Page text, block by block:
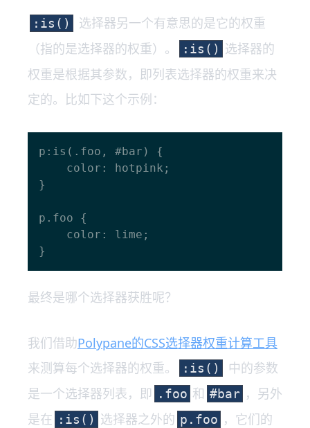
:is()
选择器另一个有意思的是它的权重
（指的是选择器的权重）。
:is() 选择器的
权重是根据其参数，即列表选择器的权重来决
定的。比如下这个示例：
p:is(.foo, #bar) {
}
p.foo {
最终是哪个选择器获胜呢？
我们借助Polypane的CSS选择器权重计算工具
来测算每个选择器的权重。
:is()
中的参数
是一个选择器列表，即
.foo 和 #bar ，另外
是在 :is() 选择器之外的 p.foo ，它们的